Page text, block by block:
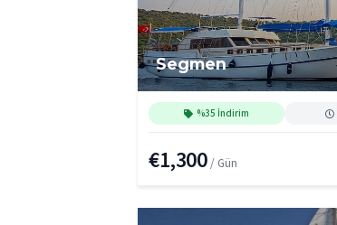
Segmen
%35 İndirim
€1,300 / Gün